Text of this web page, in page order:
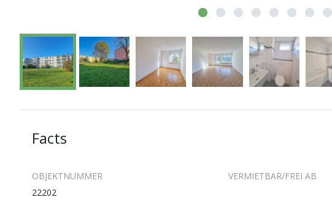
Facts
OBJEKTNUMMER
22202
VERMIETBAR/FREI AB